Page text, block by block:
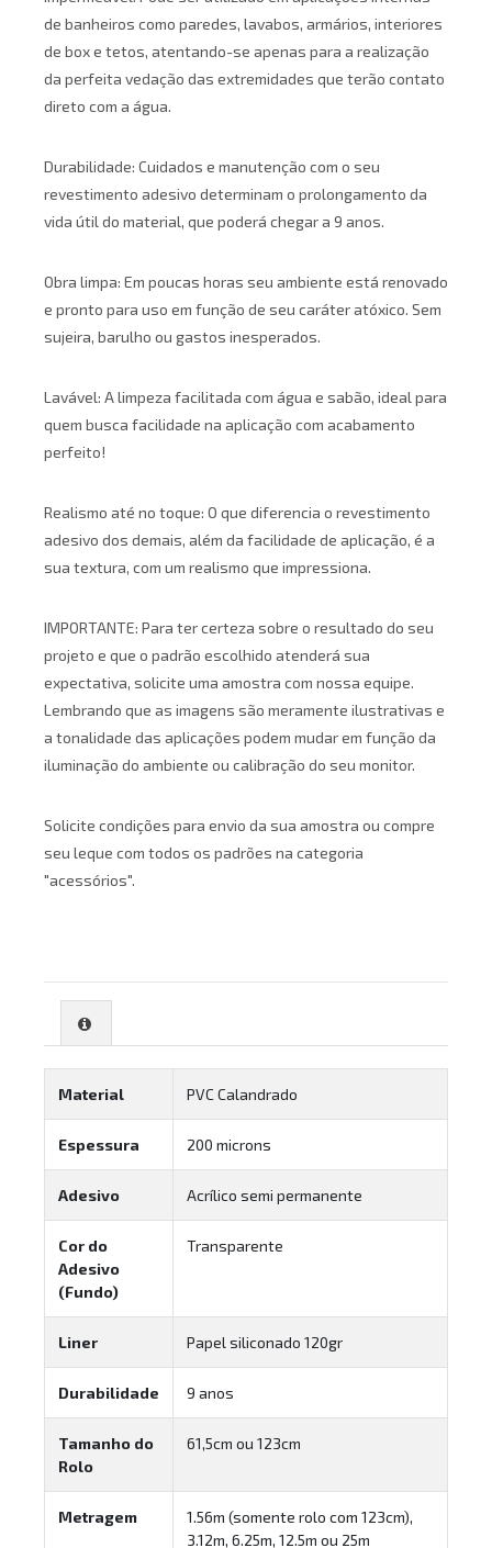
de banheiros como paredes, lavabos, armários, interiores
de box e tetos, atentando-se apenas para a realização
da perfeita vedação das extremidades que terão contato
direto com a água.
Durabilidade: Cuidados e manutenção com o seu
revestimento adesivo determinam o prolongamento da
vida útil do material, que poderá chegar a 9 anos.
Obra limpa: Em poucas horas seu ambiente está renovado
e pronto para uso em função de seu caráter atóxico. Sem
sujeira, barulho ou gastos inesperados.
Lavável: A limpeza facilitada com água e sabão, ideal para
quem busca facilidade na aplicação com acabamento
perfeito!
Realismo até no toque: O que diferencia o revestimento
adesivo dos demais, além da facilidade de aplicação, é a
sua textura, com um realismo que impressiona.
IMPORTANTE: Para ter certeza sobre o resultado do seu
projeto e que o padrão escolhido atenderá sua
expectativa, solicite uma amostra com nossa equipe.
Lembrando que as imagens são meramente ilustrativas e
a tonalidade das aplicações podem mudar em função da
iluminação do ambiente ou calibração do seu monitor.
Solicite condições para envio da sua amostra ou compre
seu leque com todos os padrões na categoria
"acessórios".
Material PVC Calandrado
Espessura 200 microns
Adesivo Acrílico semi permanente
Cor do
Adesivo
(Fundo)
Transparente
Liner Papel siliconado 120gr
Durabilidade 9 anos
Tamanho do
Rolo
61,5cm ou 123cm
Metragem
1.56m (somente rolo com 123cm),
3.12m, 6.25m, 12.5m ou 25m